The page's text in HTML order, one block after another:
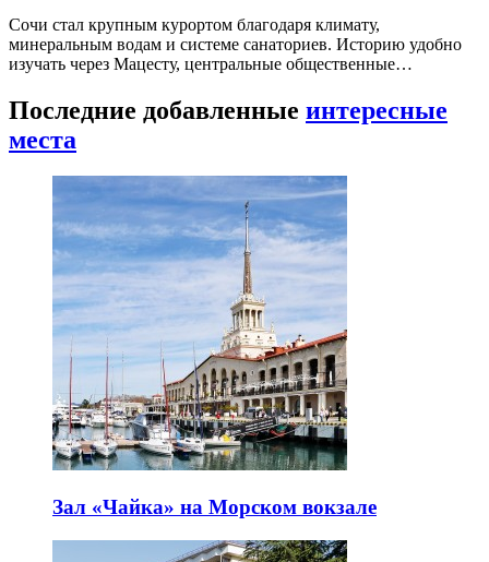
Сочи стал крупным курортом благодаря климату,
минеральным водам и системе санаториев. Историю удобно
изучать через Мацесту, центральные общественные…
Последние добавленные интересные
места
Зал «Чайка» на Морском вокзале